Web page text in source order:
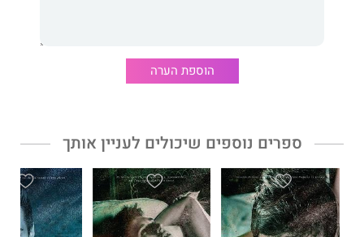
ומהרגע שפגשתי אותו, הייתה לו עמדה ברורה לגביי – הוא לא מתכוון
להניח לי להעביר את השנה האחרונה שלי בתיכון מתחת לרדאר.
משפחתי, אם כי לא ידעתי עליהם, סימנו אותי כמטרה.
הוא היה הוריקן, ואני לא הייתי מוכנה לסערה.
מגעו קטלני. השפעתו חסרת תקנה.
הוספת הערה
ספרים נוספים שיכולים לעניין אותך